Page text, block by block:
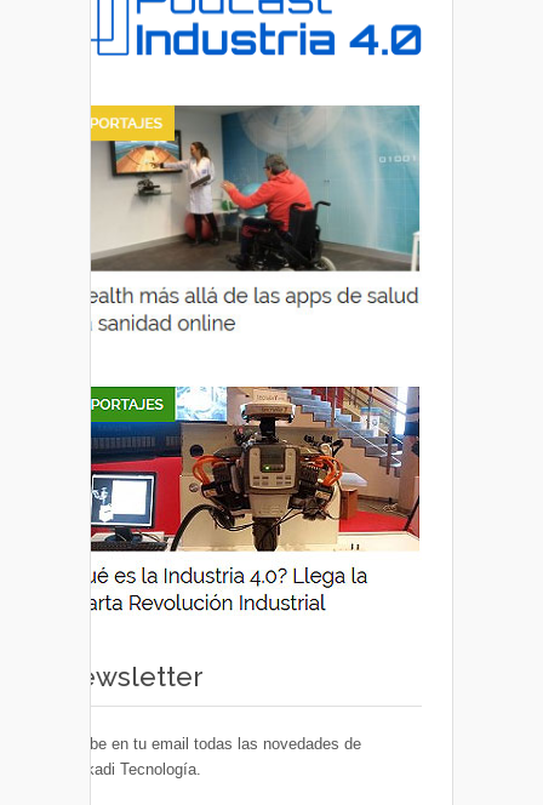
Newsletter
Recibe en tu email todas las novedades de
Euskadi Tecnología.